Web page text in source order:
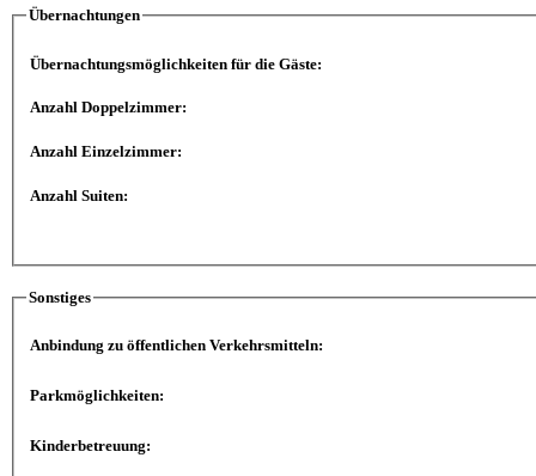
Übernachtungen
Übernachtungsmöglichkeiten für die Gäste:
Anzahl Doppelzimmer:
Anzahl Einzelzimmer:
Anzahl Suiten:
Sonstiges
Anbindung zu öffentlichen Verkehrsmitteln:
Parkmöglichkeiten:
Kinderbetreuung: